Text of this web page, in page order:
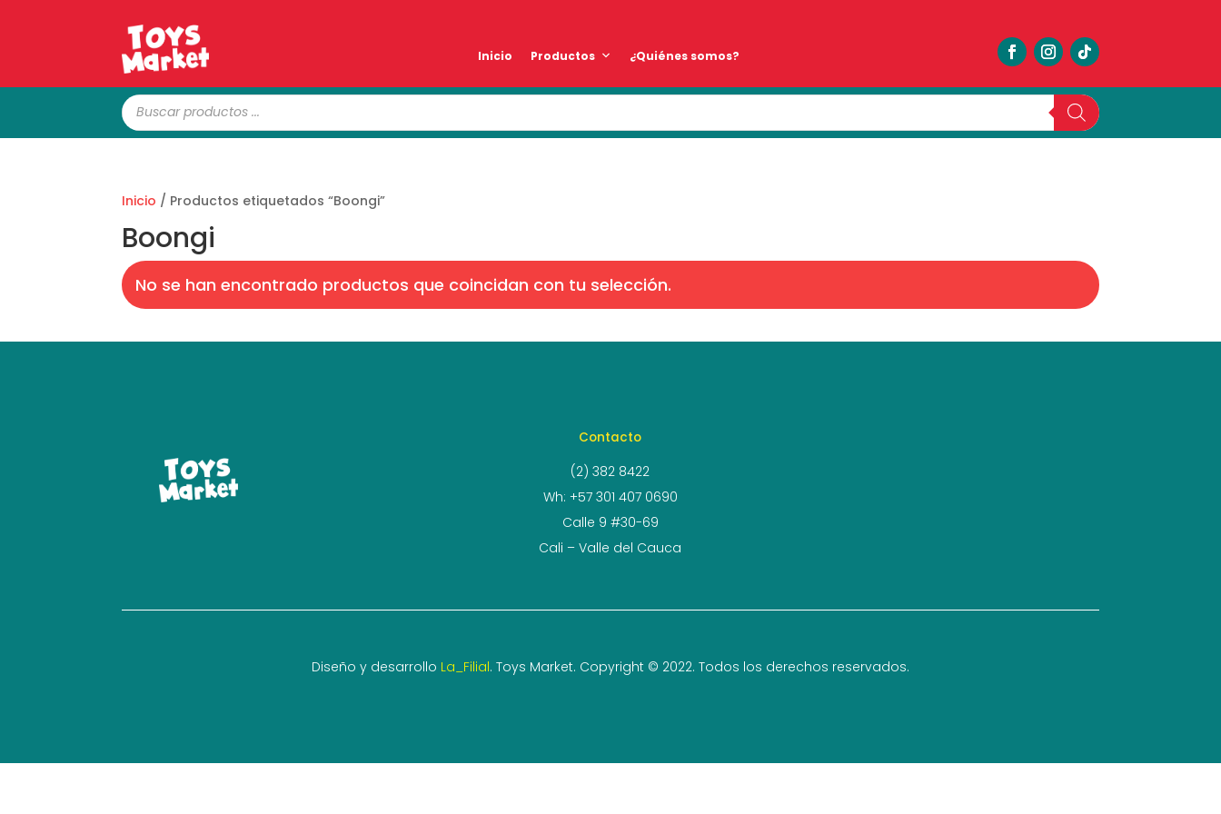
Inicio Productos ¿Quiénes somos?
Búsqueda
de
productos
Inicio / Productos etiquetados “Boongi”
Boongi
No se han encontrado productos que coincidan con tu selección.
Contacto
(2) 382 8422
Wh: +57 301 407 0690
Calle 9 #30-69
Cali – Valle del Cauca
Diseño y desarrollo La_Filial. Toys Market. Copyright © 2022. Todos los derechos reservados.